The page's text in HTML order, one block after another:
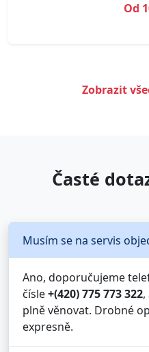
Od
Zobrazit
Časté
Musím se na servis
Ano, doporučujeme
čísle+(420) 775 773 322
plně věnovat. Drobné
expresně.